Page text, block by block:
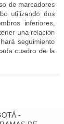
de marcadores
utilizando dos
inferiores,
una relación
seguimiento
cuadro de la
-